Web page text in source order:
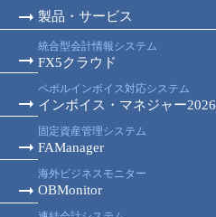
製品・サービス
統合型会計情報システム
FX5クラウド
ペポルインボイス対応システム
インボイス・マネジャー2026
固定資産管理システム
FAManager
海外ビジネスモニター
OBMonitor